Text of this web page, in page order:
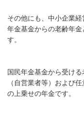
その他にも、中小企業
年金基金からの老齢年
す。
国民年金基金から受け
（自営業者等）および
の上乗せの年金です。